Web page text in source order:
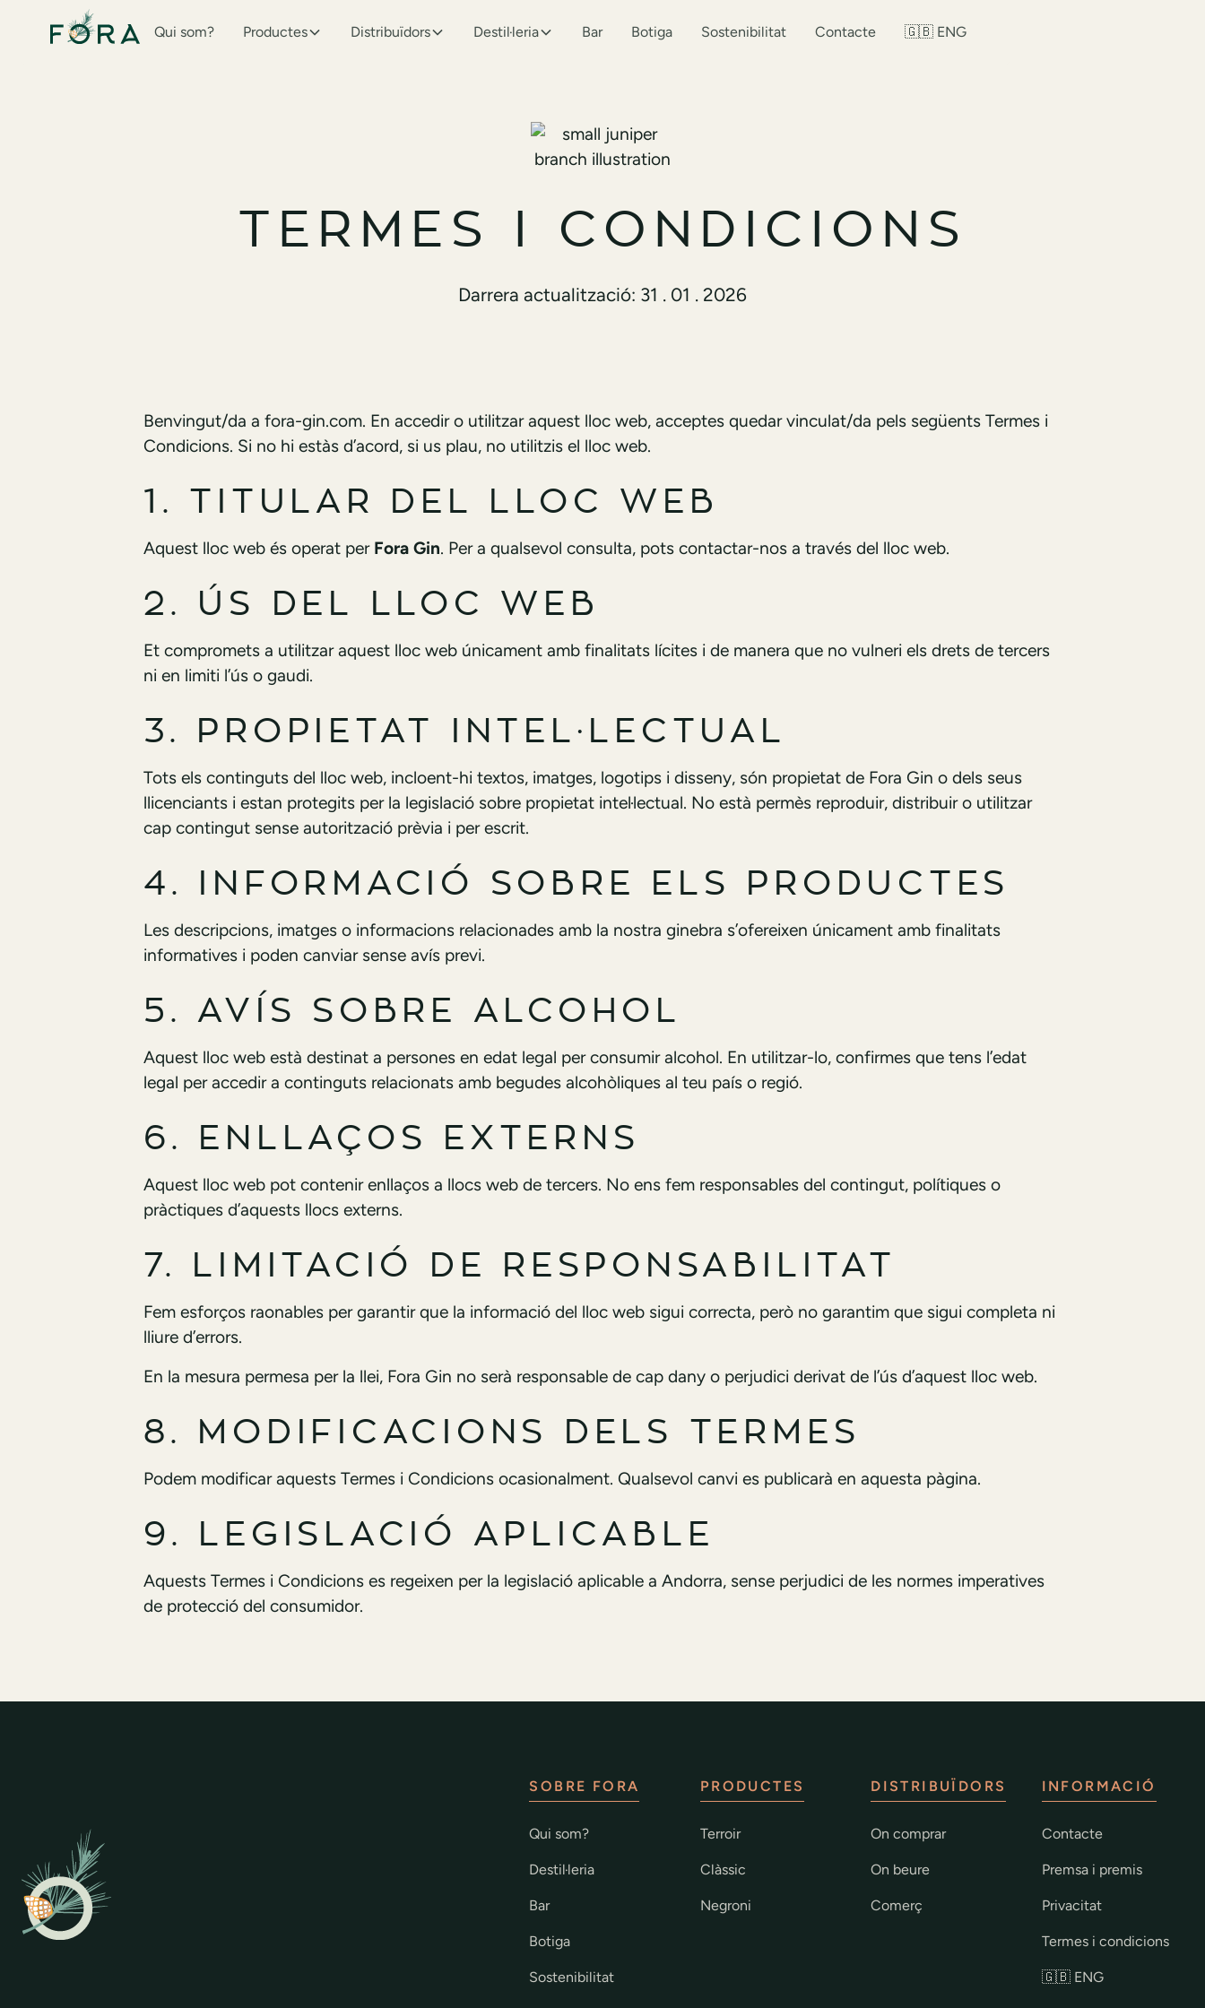
Qui som? Productes Distribuïdors Destil·leria Bar Botiga Sostenibilitat Contacte 🇬🇧 ENG
TERMES I CONDICIONS
Darrera actualització: 31 . 01 . 2026
Benvingut/da a fora-gin.com. En accedir o utilitzar aquest lloc web, acceptes quedar vinculat/da pels següents Termes i
Condicions. Si no hi estàs d’acord, si us plau, no utilitzis el lloc web.
1. TITULAR DEL LLOC WEB
Aquest lloc web és operat per Fora Gin. Per a qualsevol consulta, pots contactar-nos a través del lloc web.
2. ÚS DEL LLOC WEB
Et compromets a utilitzar aquest lloc web únicament amb finalitats lícites i de manera que no vulneri els drets de tercers
ni en limiti l’ús o gaudi.
3. PROPIETAT INTEL·LECTUAL
Tots els continguts del lloc web, incloent-hi textos, imatges, logotips i disseny, són propietat de Fora Gin o dels seus
llicenciants i estan protegits per la legislació sobre propietat intel·lectual. No està permès reproduir, distribuir o utilitzar
cap contingut sense autorització prèvia i per escrit.
4. INFORMACIÓ SOBRE ELS PRODUCTES
Les descripcions, imatges o informacions relacionades amb la nostra ginebra s’ofereixen únicament amb finalitats
informatives i poden canviar sense avís previ.
5. AVÍS SOBRE ALCOHOL
Aquest lloc web està destinat a persones en edat legal per consumir alcohol. En utilitzar-lo, confirmes que tens l’edat
legal per accedir a continguts relacionats amb begudes alcohòliques al teu país o regió.
6. ENLLAÇOS EXTERNS
Aquest lloc web pot contenir enllaços a llocs web de tercers. No ens fem responsables del contingut, polítiques o
pràctiques d’aquests llocs externs.
7. LIMITACIÓ DE RESPONSABILITAT
Fem esforços raonables per garantir que la informació del lloc web sigui correcta, però no garantim que sigui completa ni
lliure d’errors.
En la mesura permesa per la llei, Fora Gin no serà responsable de cap dany o perjudici derivat de l’ús d’aquest lloc web.
8. MODIFICACIONS DELS TERMES
Podem modificar aquests Termes i Condicions ocasionalment. Qualsevol canvi es publicarà en aquesta pàgina.
9. LEGISLACIÓ APLICABLE
Aquests Termes i Condicions es regeixen per la legislació aplicable a Andorra, sense perjudici de les normes imperatives
de protecció del consumidor.
SOBRE FORA
Qui som?
Destil·leria
Bar
Botiga
Sostenibilitat
PRODUCTES
Terroir
Clàssic
Negroni
DISTRIBUÏDORS
On comprar
On beure
Comerç
INFORMACIÓ
Contacte
Premsa i premis
Privacitat
Termes i condicions
🇬🇧 ENG